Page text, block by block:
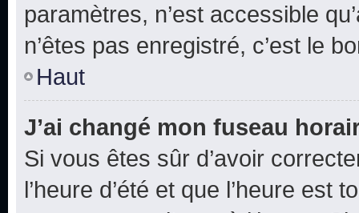
paramètres, n’est accessible
n’êtes pas enregistré, c’est le
Haut
J’ai changé mon fuseau
Si vous êtes sûr d’avoir
l’heure d’été et que l’heure est